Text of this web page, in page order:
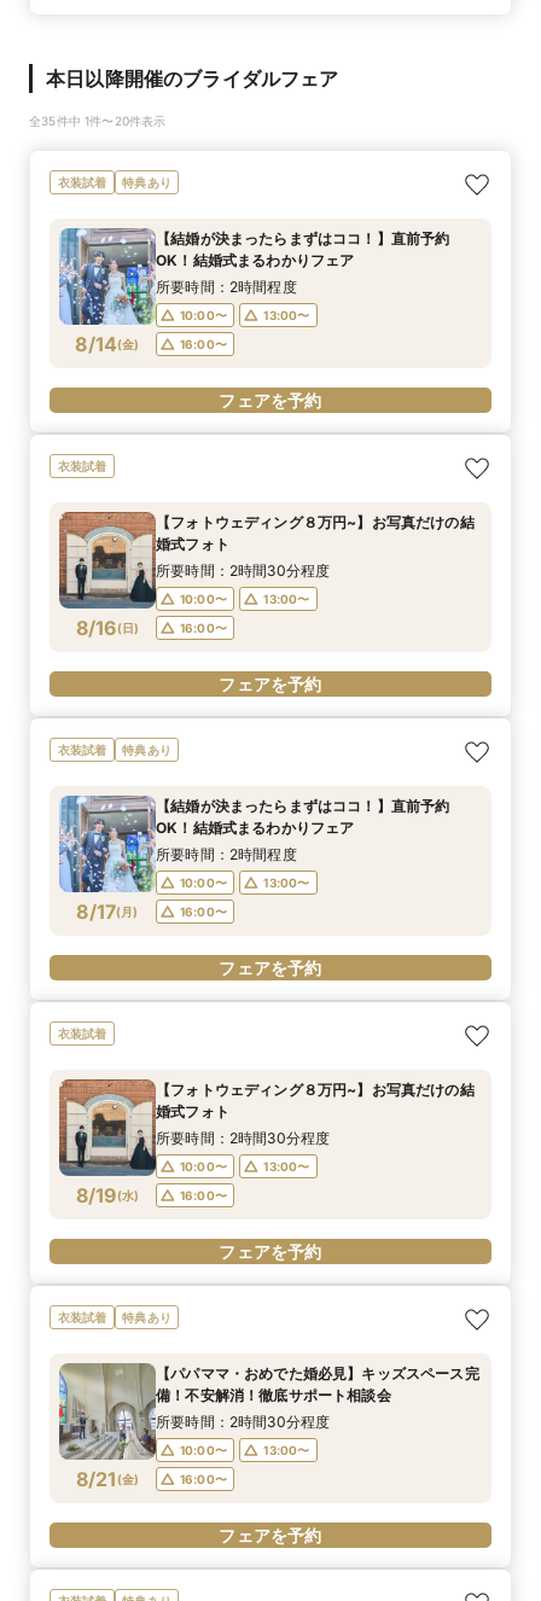
本日以降開催のブライダルフェア
全35件中 1件〜20件表示
衣装試着 特典あり
8/14(金)
【結婚が決まったらまずはココ！】直前予約
OK！結婚式まるわかりフェア
所要時間：2時間程度
10:00〜
13:00〜
16:00〜
フェアを予約
衣装試着
8/16(日)
【フォトウェディング８万円~】お写真だけの結
婚式フォト
所要時間：2時間30分程度
10:00〜
13:00〜
16:00〜
フェアを予約
衣装試着 特典あり
8/17(月)
【結婚が決まったらまずはココ！】直前予約
OK！結婚式まるわかりフェア
所要時間：2時間程度
10:00〜
13:00〜
16:00〜
フェアを予約
衣装試着
8/19(水)
【フォトウェディング８万円~】お写真だけの結
婚式フォト
所要時間：2時間30分程度
10:00〜
13:00〜
16:00〜
フェアを予約
衣装試着 特典あり
8/21 (金)
【パパママ・おめでた婚必見】キッズスペース完
備！不安解消！徹底サポート相談会
所要時間：2時間30分程度
10:00〜
13:00〜
16:00〜
フェアを予約